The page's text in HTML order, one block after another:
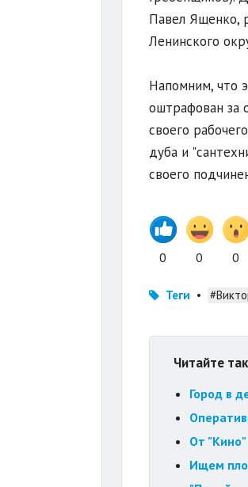
Павел Ященко,
Ленинского
Напомним, что
оштрафован за
своего
дуба и
своего
0 0 0
Теги •
Читайте
Город в
От "Кино"
Ищем